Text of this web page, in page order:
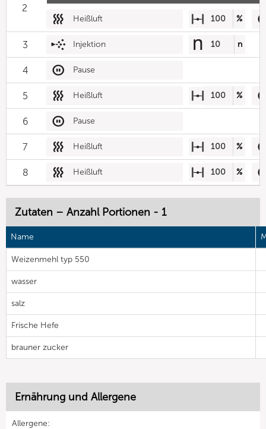
2
Heißluft 100 %
3 Injektion 10 n
4 Pause
5 Heißluft 100 %
6 Pause
7 Heißluft 100 %
8 Heißluft 100 %
Zutaten – Anzahl Portionen - 1
Name
Weizenmehl typ 550
wasser
salz
Frische Hefe
brauner zucker
Ernährung und Allergene
Allergene: